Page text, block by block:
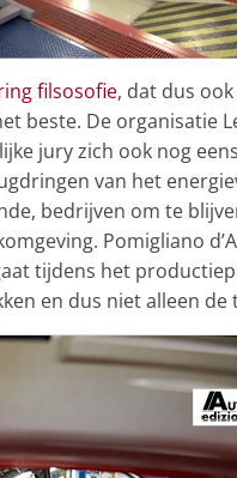
filsosofie, dat dus
beste. De organisatie
jury zich ook nog
van het
bedrijven om te
Pomigliano
tijdens het
en dus niet alleen de